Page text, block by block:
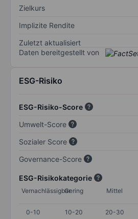
Zielkurs
Implizite Rendite
Zuletzt aktualisiert
Daten bereitgestellt von
ESG-Risiko
ESG-Risiko-Score
Umwelt-Score
Sozialer Score
Governance-Score
ESG-Risikokategorie
VernachlässigbarGering Mittel
0-10
10-20 20-30